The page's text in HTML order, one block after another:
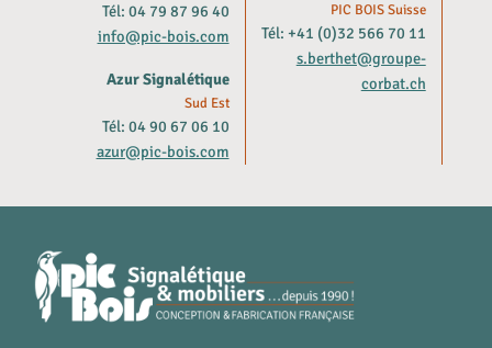
Tél: 04 79 87 96 40
info@pic-bois.com
Azur Signalétique
Sud Est
Tél: 04 90 67 06 10
azur@pic-bois.com
PIC BOIS Suisse
Tél: +41 (0)32 566 70 11
s.berthet@groupe-
corbat.ch